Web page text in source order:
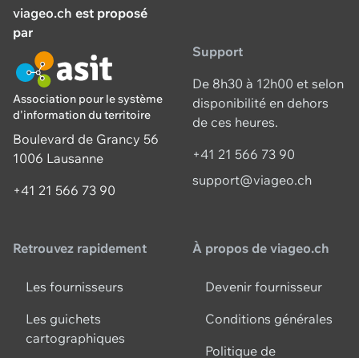
viageo.ch est proposé
par
Association pour le système
d'information du territoire
Boulevard de Grancy 56
1006 Lausanne
+41 21 566 73 90
Support
De 8h30 à 12h00 et selon
disponibilité en dehors
de ces heures.
+41 21 566 73 90
support@viageo.ch
Retrouvez rapidement
Les fournisseurs
Les guichets
cartographiques
À propos de viageo.ch
Devenir fournisseur
Conditions générales
Politique de